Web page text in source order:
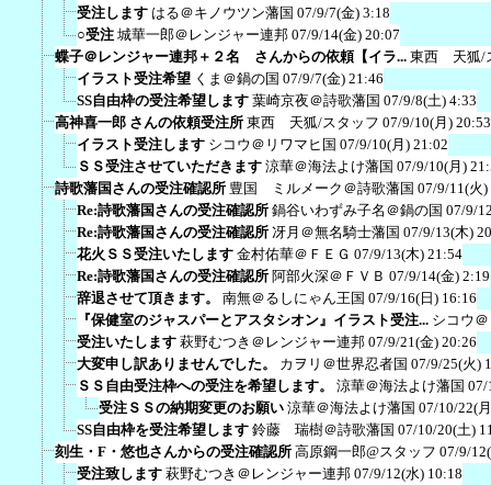
受注します はる＠キノウツン藩国 07/9/7(金) 3:18
○受注 城華一郎＠レンジャー連邦 07/9/14(金) 20:07
蝶子＠レンジャー連邦＋２名 さんからの依頼【イラ... 東西 天狐/
イラスト受注希望 くま＠鍋の国 07/9/7(金) 21:46
SS自由枠の受注希望します 葉崎京夜＠詩歌藩国 07/9/8(土) 4:33
高神喜一郎 さんの依頼受注所 東西 天狐/スタッフ 07/9/10(月) 20:53
イラスト受注します シコウ＠リワマヒ国 07/9/10(月) 21:02
ＳＳ受注させていただきます 涼華＠海法よけ藩国 07/9/10(月)
詩歌藩国さんの受注確認所 豊国 ミルメーク＠詩歌藩国 07/9/11(火)
Re:詩歌藩国さんの受注確認所 鍋谷いわずみ子名＠鍋の国 07/9/
Re:詩歌藩国さんの受注確認所 冴月＠無名騎士藩国 07/9/13(木)
花火ＳＳ受注いたします 金村佑華＠ＦＥＧ 07/9/13(木) 21:54
Re:詩歌藩国さんの受注確認所 阿部火深＠ＦＶＢ 07/9/14(金) 2:19
辞退させて頂きます。
南無＠るしにゃん王国 07/9/16(日) 16:16
『保健室のジャスパーとアスタシオン』イラスト受注... シコウ
受注いたします 萩野むつき＠レンジャー連邦 07/9/21(金) 20:26
大変申し訳ありませんでした。
カヲリ＠世界忍者国 07/9/25(火)
ＳＳ自由受注枠への受注を希望します。
涼華＠海法よけ藩国 07/
受注ＳＳの納期変更のお願い 涼華＠海法よけ藩国 07/10/22(
SS自由枠を受注希望します 鈴藤 瑞樹＠詩歌藩国 07/10/20(土)
刻生・F・悠也さんからの受注確認所 高原鋼一郎@スタッフ 07/9/
受注致します 萩野むつき＠レンジャー連邦 07/9/12(水) 10:18